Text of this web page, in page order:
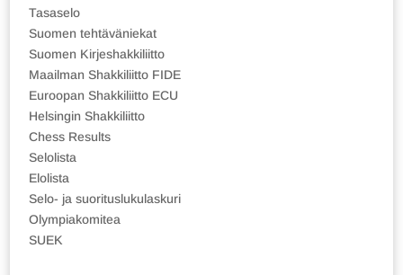
Tasaselo
Suomen tehtäväniekat
Suomen Kirjeshakkiliitto
Maailman Shakkiliitto FIDE
Euroopan Shakkiliitto ECU
Helsingin Shakkiliitto
Chess Results
Selolista
Elolista
Selo- ja suorituslukulaskuri
Olympiakomitea
SUEK